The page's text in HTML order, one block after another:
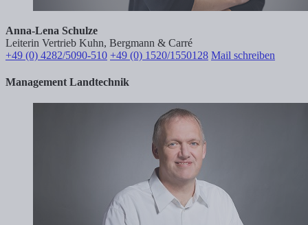
Anna-Lena Schulze
Leiterin Vertrieb Kuhn, Bergmann & Carré
+49 (0) 4282/5090-510 +49 (0) 1520/1550128 Mail schreiben
Management Landtechnik